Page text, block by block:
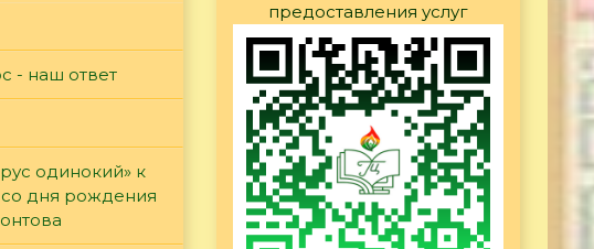
- наш ответ
одинокий» к
дня рождения
предоставления услуг